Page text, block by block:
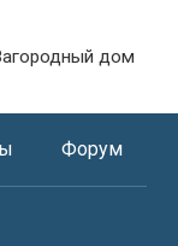
дом
Форум